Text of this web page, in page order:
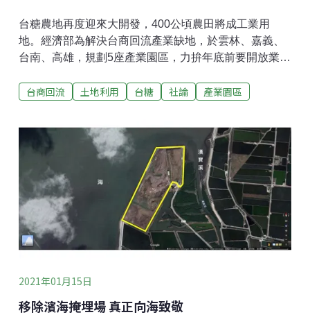
台糖農地再度迎來大開發，400公頃農田將成工業用
地。經濟部為解決台商回流產業缺地，於雲林、嘉義、
台南、高雄，規劃5座產業園區，力拚年底前要開放業者
區，須有較詳盡的「第二階段環境影響評估」（二階環
產業園區98.5公頃，恰好避開二階環評。經濟部規畫，
這三座產業園區還有後期開發，未來必定成為超過100
公頃的產業園區，卻將其拆分送審，帶頭鑽《環評法》
漏洞，跳過詳細的二階環評，大肆將台糖農地開發成工
業區，這樣的政府簡直「衝衝衝」過頭。100公頃以上
需做二階環評 經濟部劃99.41公頃產業園區經濟部於
2020年提出「中南部產業園區開發方案」，要開闢9座
台商回流 土地利用 台糖 社論 產業園區
2021年01月15日
移除濱海掩埋場 真正向海致敬